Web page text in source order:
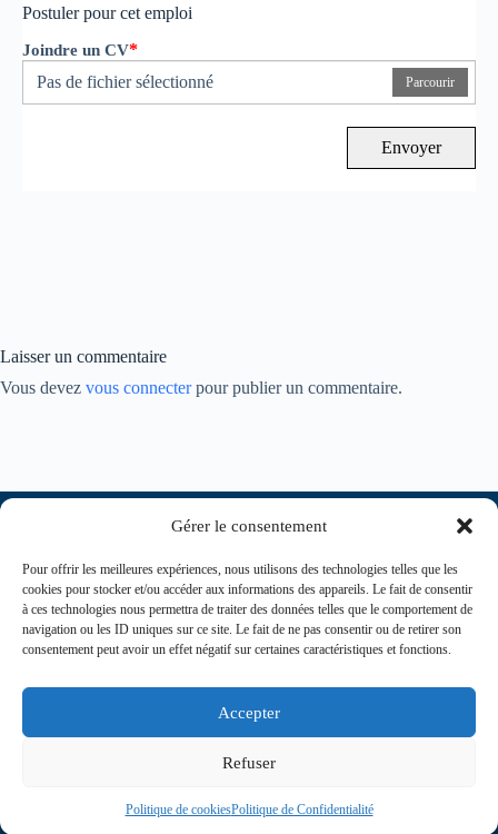
Gérer le consentement
Pour offrir les meilleures expériences, nous utilisons des technologies telles que les
cookies pour stocker et/ou accéder aux informations des appareils. Le fait de consentir
à ces technologies nous permettra de traiter des données telles que le comportement de
navigation ou les ID uniques sur ce site. Le fait de ne pas consentir ou de retirer son
consentement peut avoir un effet négatif sur certaines caractéristiques et fonctions.
Accepter
Refuser
Politique de cookiesPolitique de Confidentialité
Postuler pour cet emploi
Joindre un CV*
Pas de fichier sélectionné
Parcourir
Envoyer
Laisser un commentaire
Vous devez vous connecterpour publier un commentaire.
contact@journaldesinfirmiers.fr
Copyright © 2026 Journal des Infirmiers | Propulsé par Agence Communication 360